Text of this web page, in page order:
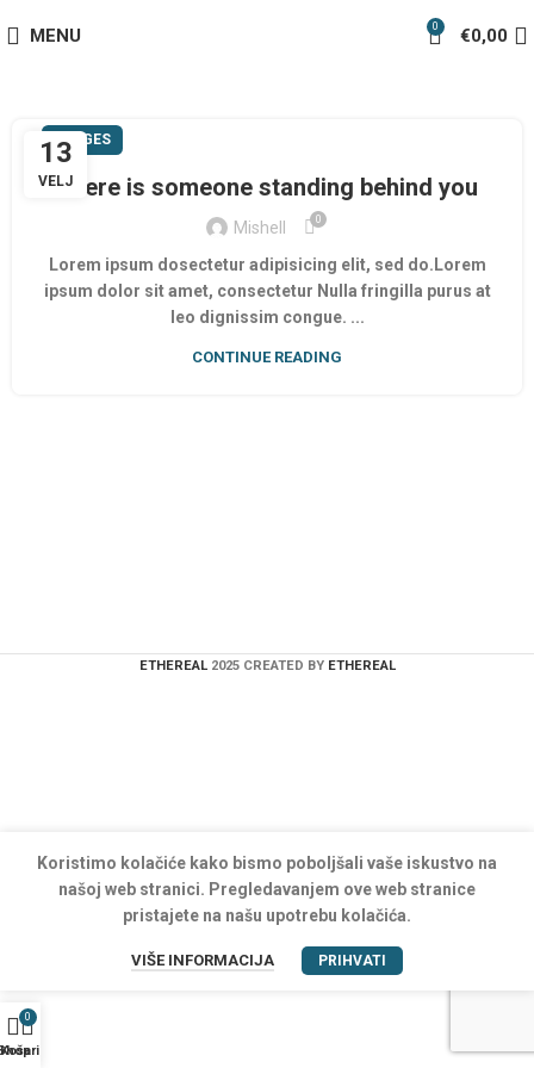
MENU 0 €0,00
13
VELJ
IMAGES
There is someone standing behind you
Mishell 0
Lorem ipsum dosectetur adipisicing elit, sed do.Lorem
ipsum dolor sit amet, consectetur Nulla fringilla purus at
leo dignissim congue. ...
CONTINUE READING
ETHEREAL 2025 CREATED BY ETHEREAL
Koristimo kolačiće kako bismo poboljšali vaše iskustvo na
našoj web stranici. Pregledavanjem ove web stranice
pristajete na našu upotrebu kolačića.
VIŠE INFORMACIJA PRIHVATI
0
Košarica